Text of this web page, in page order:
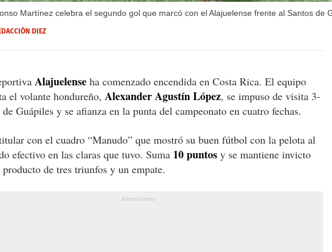
Martínez celebra el segundo gol que marcó con el Alajuelense frente al Santos de
DIEZ
Alajuelense ha comenzado encendida en Costa Rica. El equipo
el volante hondureño, Alexander Agustín López, se impuso de visita 3-
Guápiles y se afianza en la punta del campeonato en cuatro fechas.
con el cuadro “Manudo” que mostró su buen fútbol con la pelota al
efectivo en las claras que tuvo. Suma 10 puntos y se mantiene invicto
de tres triunfos y un empate.